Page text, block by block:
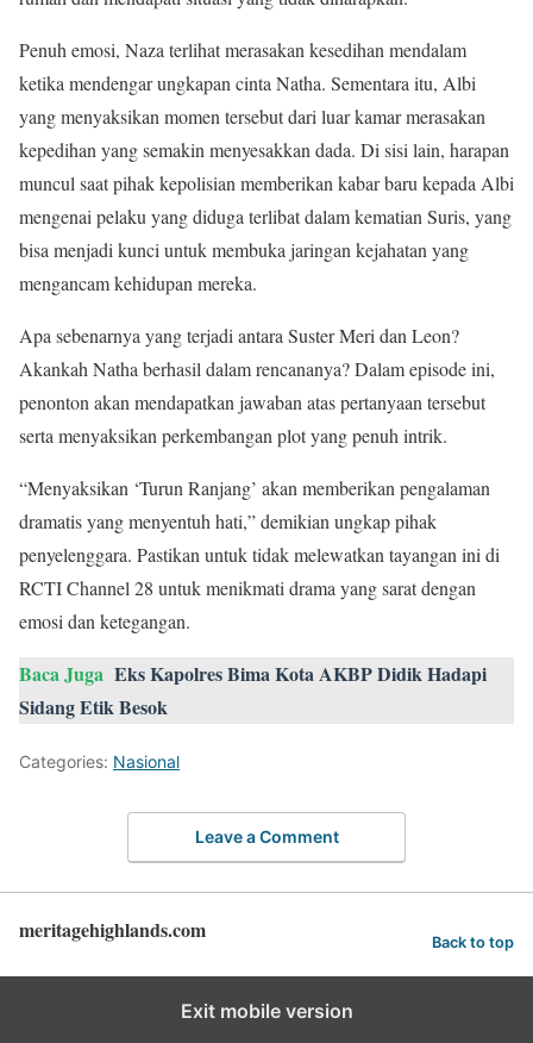
Penuh emosi, Naza terlihat merasakan kesedihan mendalam
ketika mendengar ungkapan cinta Natha. Sementara itu, Albi
yang menyaksikan momen tersebut dari luar kamar merasakan
kepedihan yang semakin menyesakkan dada. Di sisi lain, harapan
muncul saat pihak kepolisian memberikan kabar baru kepada Albi
mengenai pelaku yang diduga terlibat dalam kematian Suris, yang
bisa menjadi kunci untuk membuka jaringan kejahatan yang
mengancam kehidupan mereka.
Apa sebenarnya yang terjadi antara Suster Meri dan Leon?
Akankah Natha berhasil dalam rencananya? Dalam episode ini,
penonton akan mendapatkan jawaban atas pertanyaan tersebut
serta menyaksikan perkembangan plot yang penuh intrik.
“Menyaksikan ‘Turun Ranjang’ akan memberikan pengalaman
dramatis yang menyentuh hati,” demikian ungkap pihak
penyelenggara. Pastikan untuk tidak melewatkan tayangan ini di
RCTI Channel 28 untuk menikmati drama yang sarat dengan
emosi dan ketegangan.
Baca Juga Eks Kapolres Bima Kota AKBP Didik Hadapi
Sidang Etik Besok
Categories: Nasional
Leave a Comment
meritagehighlands.com Back to top
Exit mobile version